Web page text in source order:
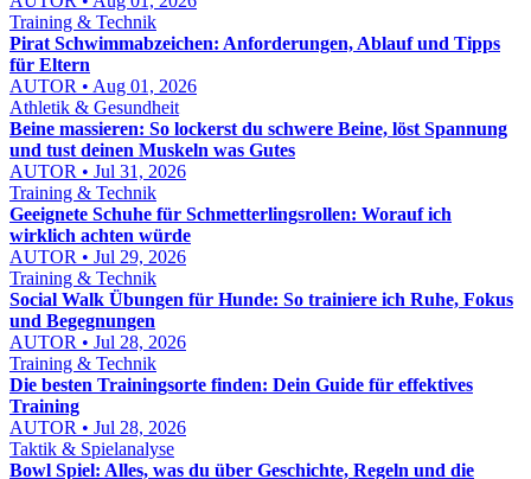
Training & Technik
Pirat Schwimmabzeichen: Anforderungen, Ablauf und Tipps
für Eltern
AUTOR • Aug 01, 2026
Athletik & Gesundheit
Beine massieren: So lockerst du schwere Beine, löst Spannung
und tust deinen Muskeln was Gutes
AUTOR • Jul 31, 2026
Training & Technik
Geeignete Schuhe für Schmetterlingsrollen: Worauf ich
wirklich achten würde
AUTOR • Jul 29, 2026
Training & Technik
Social Walk Übungen für Hunde: So trainiere ich Ruhe, Fokus
und Begegnungen
AUTOR • Jul 28, 2026
Training & Technik
Die besten Trainingsorte finden: Dein Guide für effektives
Training
AUTOR • Jul 28, 2026
Taktik & Spielanalyse
Bowl Spiel: Alles, was du über Geschichte, Regeln und die